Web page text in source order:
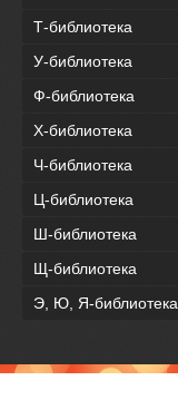
Т-библиотека
У-библиотека
Ф-библиотека
Х-библиотека
Ч-библиотека
Ц-библиотека
Ш-библиотека
Щ-библиотека
Э, Ю, Я-библиотека